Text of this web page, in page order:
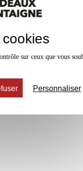
sur ceux que vous
Personnaliser